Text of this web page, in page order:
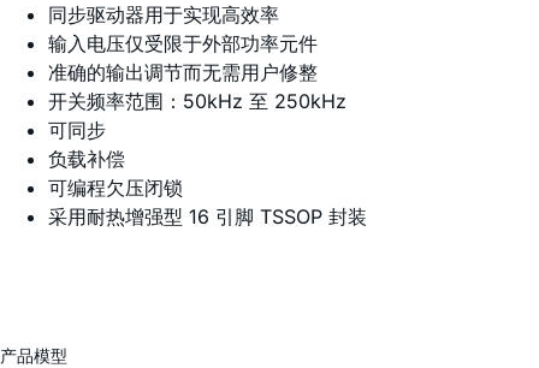
同步驱动器用于实现高效率
输入电压仅受限于外部功率元件
准确的输出调节而无需用户修整
开关频率范围：50kHz 至 250kHz
可同步
负载补偿
可编程欠压闭锁
采用耐热增强型 16 引脚 TSSOP 封装
产品模型